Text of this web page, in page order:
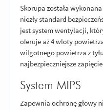
Skorupa została
niezły standard
jest system wentylacji,
oferuje aż 4 wloty
wilgotnego powietrza z
najbezpieczniejsze zapięcie
System MIPS
Zapewnia ochronę głowy